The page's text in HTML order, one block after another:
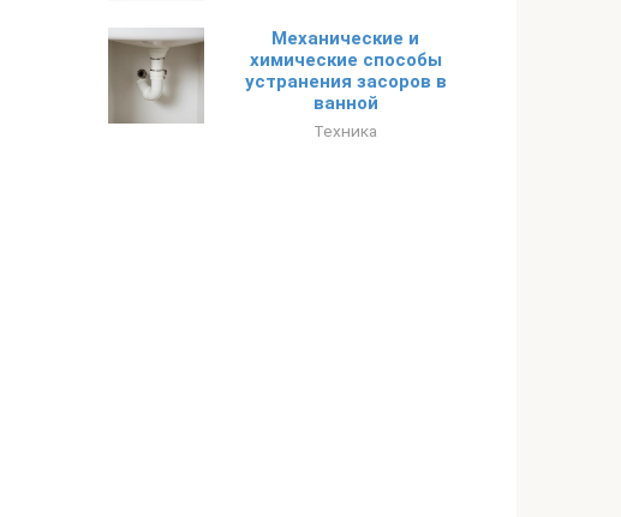
Механические и
химические способы
устранения засоров в
ванной
Техника